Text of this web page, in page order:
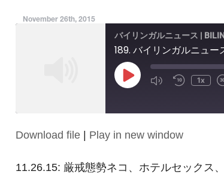
November 26th, 2015
バイリンガルニュース |
189. バイリンガルニュー
Play
Episode
1x
SHARE
LINK
Download file | Play in new window
11.26.15: 厳戒態勢ネコ、ホテルセックス